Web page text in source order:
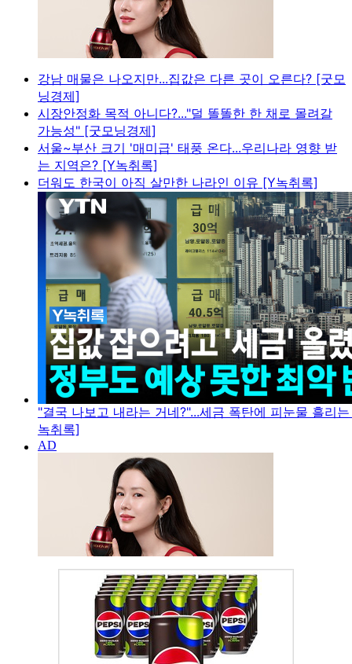
강남 매물은 나오지만...집값은 다른 곳이 오른다? [굿모
닝경제]
시장안정화 목적 아니다?..."덜 똘똘한 한 채로 몰려갈
가능성" [굿모닝경제]
서울~부산 크기 '매미급' 태풍 온다...우리나라 영향 받
는 지역은? [Y녹취록]
더워도 한국이 아직 살만한 나라인 이유 [Y녹취록]
"결국 나보고 내라는 거네?"...세금 폭탄에 피눈물 흘리
녹취록]